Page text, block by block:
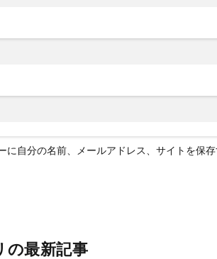
自分の名前、メールアドレス、サイトを保存
の最新記事